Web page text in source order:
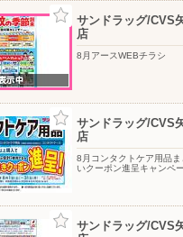
サンドラッグ/CVS
店
8月アースWEBチラシ
サンドラッグ/CVS
店
8月コンタクトケア用品ま
いクーポン進呈キャンペ
サンドラッグ/CVS